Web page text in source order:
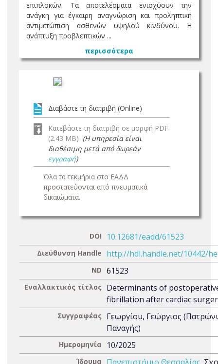
επιπλοκών. Τα αποτελέσματα ενισχύουν την
ανάγκη για έγκαιρη αναγνώριση και προληπτική
αντιμετώπιση ασθενών υψηλού κινδύνου. Η
ανάπτυξη προβλεπτικών ...
περισσότερα
Διαβάστε τη διατριβή (Online)
Κατεβάστε τη διατριβή σε μορφή PDF
(2.43 MB) (Η υπηρεσία είναι
διαθέσιμη μετά από δωρεάν
εγγραφή)
Όλα τα τεκμήρια στο ΕΑΔΔ
προστατεύονται από πνευματικά
δικαιώματα.
DOI 10.12681/eadd/61523
Διεύθυνση Handle http://hdl.handle.net/10442/
ND 61523
Εναλλακτικός τίτλος Determinants of
fibrillation after cardiac
Συγγραφέας Γεωργίου, Γεώργιος
Παναγής)
Ημερομηνία 10/2025
Ίδρυμα